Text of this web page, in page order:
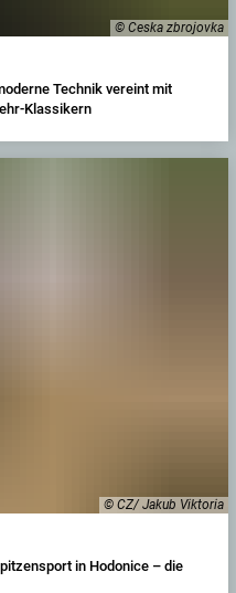
© Ceska zbrojovka
Technik vereint mit
Klassikern
© CZ/ Jakub Viktoria
in Hodonice – die